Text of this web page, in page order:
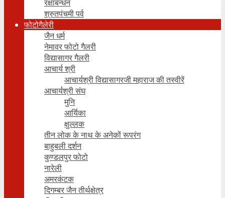
रक्षाबन्धन
श्रुतपंचमी पर्व
फोटोगैलेरी
जैन धर्म
नेमावर फोटो गैलरी
विद्यासागर गैलरी
आचार्य श्री
आचार्यश्री विद्यासागरजी महाराज की तस्वीरें
आचार्यश्री संघ
मुनि
आर्यिका
क्षुल्लक
तीन लोक के नाथ के अनेकों रूपरंग
बाहुबली दर्शन
कुण्डलपुर फोटो
नारेली
अमरकंटक
दिगम्बर जैन तीर्थक्षेत्र